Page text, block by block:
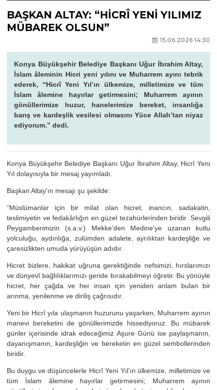
BAŞKAN ALTAY: “HİCRÎ YENİ YILIMIZ
MÜBAREK OLSUN”
15.06.2026 14:30
Konya Büyükşehir Belediye Başkanı Uğur İbrahim Altay,
İslam âleminin Hicri yeni yılını ve Muharrem ayını tebrik
ederek, “Hicrî Yeni Yıl’ın ülkemize, milletimize ve tüm
İslam âlemine hayırlar getirmesini; Muharrem ayının
gönüllerimize huzur, hanelerimize bereket, insanlığa
barış ve kardeşlik vesilesi olmasını Yüce Allah’tan niyaz
ediyorum.” dedi.
Konya Büyükşehir Belediye Başkanı Uğur İbrahim Altay, Hicrî Yeni
Yıl dolayısıyla bir mesaj yayımladı.
Başkan Altay’ın mesajı şu şekilde:
“Müslümanlar için bir milat olan hicret; inancın, sadakatin,
teslimiyetin ve fedakârlığın en güzel tezahürlerinden biridir. Sevgili
Peygamberimizin (s.a.v.) Mekke’den Medine’ye uzanan kutlu
yolculuğu, aydınlığa, zulümden adalete, ayrılıktan kardeşliğe ve
çaresizlikten umuda yürüyüşün adıdır.
Hicret bizlere, hakikat uğruna gerektiğinde nefsimizi, hırslarımızı
ve dünyevî bağlılıklarımızı geride bırakabilmeyi öğretir. Bu yönüyle
hicret, her çağda ve her insan için yeniden anlam bulan bir
arınma, yenilenme ve diriliş çağrısıdır.
Yeni bir Hicrî yıla ulaşmanın huzurunu yaşarken, Muharrem ayının
manevi bereketini de gönüllerimizde hissediyoruz. Bu mübarek
günler içerisinde idrak edeceğimiz Aşure Günü ise paylaşmanın,
dayanışmanın, kardeşliğin ve bereketin en güzel sembollerinden
biridir.
Bu duygu ve düşüncelerle Hicrî Yeni Yıl’ın ülkemize, milletimize ve
tüm İslam âlemine hayırlar getirmesini; Muharrem ayının